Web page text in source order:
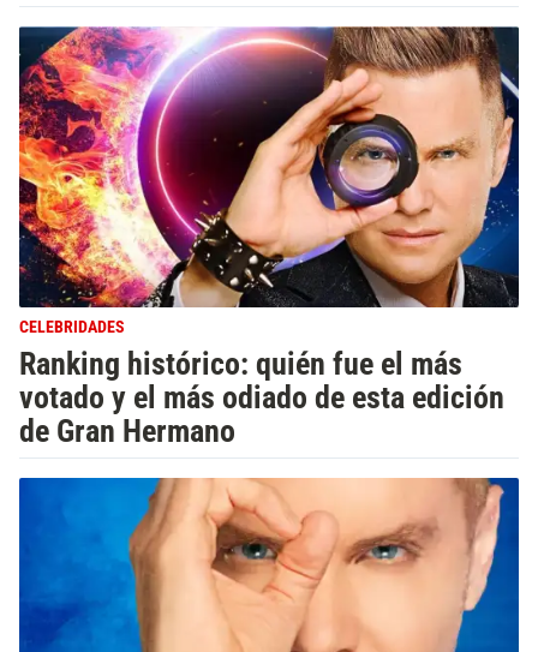
CELEBRIDADES
Ranking histórico: quién fue el más
votado y el más odiado de esta edición
de Gran Hermano